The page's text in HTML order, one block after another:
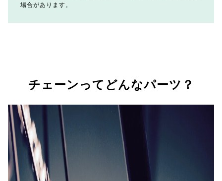
場合があります。
チェーンってどんなパーツ？